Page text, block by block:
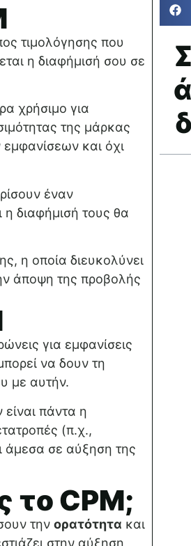
τιμολόγησης που
η διαφήμισή σου σε
χρήσιμο για
της μάρκας
και όχι
έναν
η διαφήμισή τους θα
η οποία διευκολύνει
άποψη της προβολής
για εμφανίσεις
να δουν τη
με αυτήν.
πάντα η
(π.χ.,
άμεσα σε αύξηση της
το CPM;
την ορατότητα και
στην αύξηση